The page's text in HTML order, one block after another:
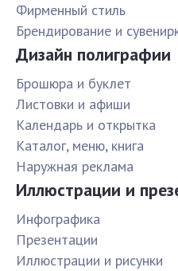
Фирменный стиль
Брендирование и
Дизайн полиграфии
Брошюра и буклет
Листовки и афиши
Календарь и открытка
Каталог, меню, книга
Наружная реклама
Иллюстрации и
Инфографика
Презентации
Иллюстрации и рисунки